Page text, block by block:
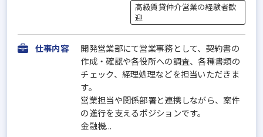
高級賃貸仲介営業の経験者歓
迎
仕事内容
開発営業部にて営業事務として、契約書の
作成・確認や各役所への調査、各種書類の
チェック、経理処理などを担当いただきま
す。
営業担当や関係部署と連携しながら、案件
の進行を支えるポジションです。
金融機...